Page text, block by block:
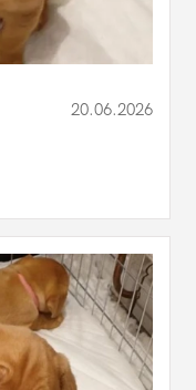
20.06.2026